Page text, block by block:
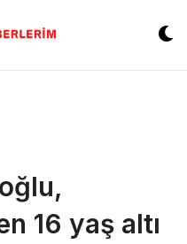
16 yaş altı